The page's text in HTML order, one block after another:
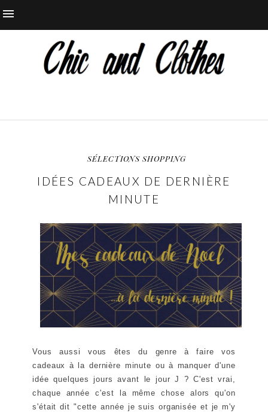
SÉLECTIONS SHOPPING
IDÉES CADEAUX DE DERNIÈRE
MINUTE
Vous aussi vous êtes du genre à faire vos
cadeaux à la dernière minute ou à manquer d'une
idée quelques jours avant le jour J ? C'est vrai,
chaque année c'est la même chose alors qu'on
s'était dit "cette année je suis organisée et je m'y